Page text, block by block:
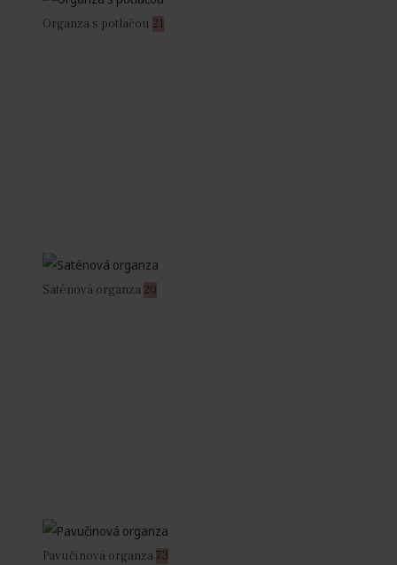
Organza s potlačou 21
Saténová organza 20
Pavučinová organza 73